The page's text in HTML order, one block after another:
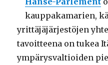
kauppakamarien,
yrittäjäjärjestöjen
tavoitteena on tukea
ympärysvaltioiden